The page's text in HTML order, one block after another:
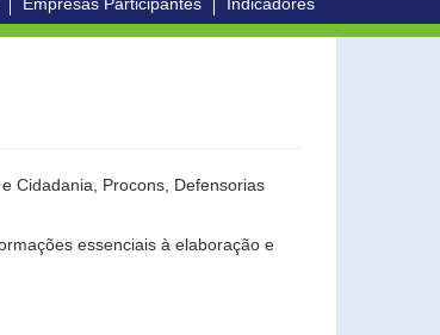
Cidadania, Procons, Defensorias
essenciais à elaboração e